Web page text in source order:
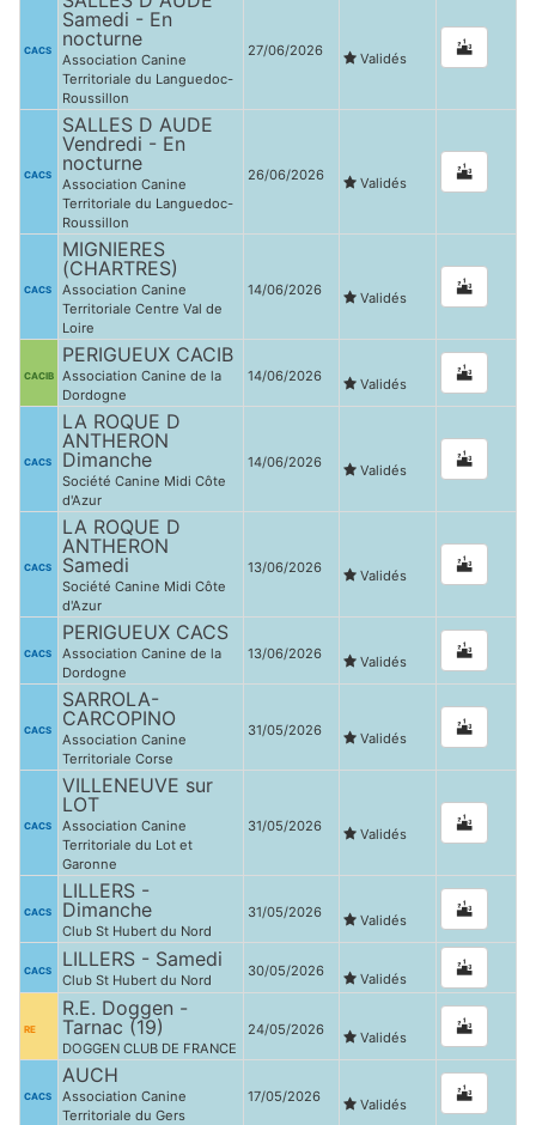
CACS
Samedi - En
nocturne
Association Canine
Territoriale du Languedoc-
Roussillon
27/06/2026 Validés
CACS
SALLES D AUDE
Vendredi - En
nocturne
Association Canine
Territoriale du Languedoc-
Roussillon
26/06/2026 Validés
CACS
MIGNIERES
(CHARTRES)
Association Canine
Territoriale Centre Val de
Loire
14/06/2026 Validés
CACIB
PERIGUEUX CACIB
Association Canine de la
Dordogne
14/06/2026 Validés
CACS
LA ROQUE D
ANTHERON
Dimanche
Société Canine Midi Côte
d'Azur
14/06/2026 Validés
CACS
LA ROQUE D
ANTHERON
Samedi
Société Canine Midi Côte
d'Azur
13/06/2026 Validés
CACS
PERIGUEUX CACS
Association Canine de la
Dordogne
13/06/2026 Validés
CACS
SARROLA-
CARCOPINO
Association Canine
Territoriale Corse
31/05/2026 Validés
CACS
VILLENEUVE sur
LOT
Association Canine
Territoriale du Lot et
Garonne
31/05/2026 Validés
CACS
LILLERS -
Dimanche
Club St Hubert du Nord
31/05/2026 Validés
CACS LILLERS - Samedi
Club St Hubert du Nord
30/05/2026 Validés
RE
R.E. Doggen -
Tarnac (19)
DOGGEN CLUB DE FRANCE
24/05/2026 Validés
CACS
AUCH
Association Canine
Territoriale du Gers
17/05/2026 Validés